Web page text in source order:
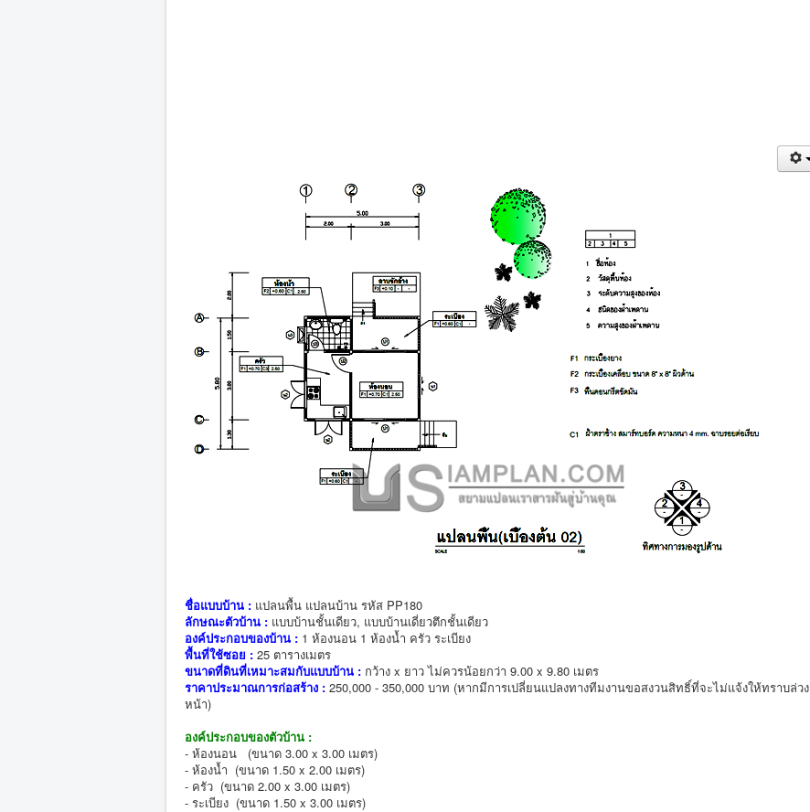
ชื่อแบบบ้าน : แปลนพื้น แปลนบ้าน รหัส PP180
ลักษณะตัวบ้าน : แบบบ้านชั้นเดียว, แบบบ้านเดี่ยวตึกชั้นเดียว
องค์ประกอบของบ้าน : 1 ห้องนอน 1 ห้องน้ำ ครัว ระเบียง
พื้นที่ใช้ซอย : 25 ตารางเมตร
ขนาดที่ดินที่เหมาะสมกับแบบบ้าน : กว้าง x ยาว ไม่ควรน้อยกว่า 9.00 x 9.80 เมตร
ราคาประมาณการก่อสร้าง : 250,000 - 350,000 บาท (หากมีการเปลี่ยนแปลงทางทีมงานขอสงวนสิทธิ์ที่จะไม่แจ้งให้ทราบล่วง
หน้า)
องค์ประกอบของตัวบ้าน :
- ห้องนอน (ขนาด 3.00 x 3.00 เมตร)
- ห้องน้ำ (ขนาด 1.50 x 2.00 เมตร)
- ครัว (ขนาด 2.00 x 3.00 เมตร)
- ระเบียง (ขนาด 1.50 x 3.00 เมตร)